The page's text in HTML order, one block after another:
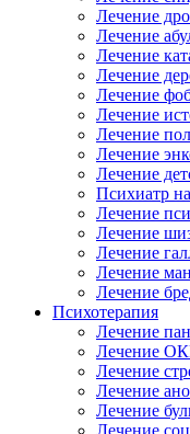
Лечение
Лечение
Лечение
Лечение
Лечение
Лечение
Лечение
Лечение
Лечение
Психиатр
Лечение
Лечение
Лечение
Лечение
Лечение
Психотерапия
Лечение
Лечение
Лечение
Лечение
Лечение
Лечение